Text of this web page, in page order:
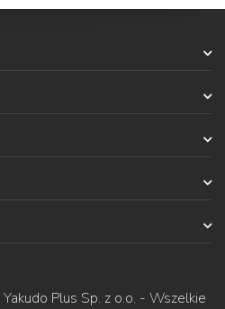
Yakudo Plus Sp. z o.o. - Wszelkie